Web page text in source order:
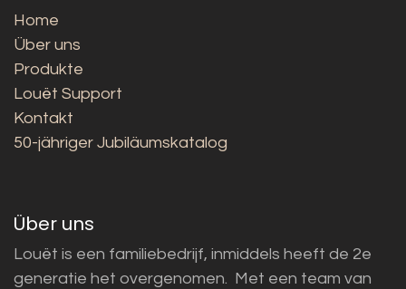
Home
Über uns
Produkte
Louët Support
Kontakt
50-jähriger Jubiläumskatalog
Über uns
Louët is een familiebedrijf, inmiddels heeft de 2e
generatie het overgenomen. Met een team van